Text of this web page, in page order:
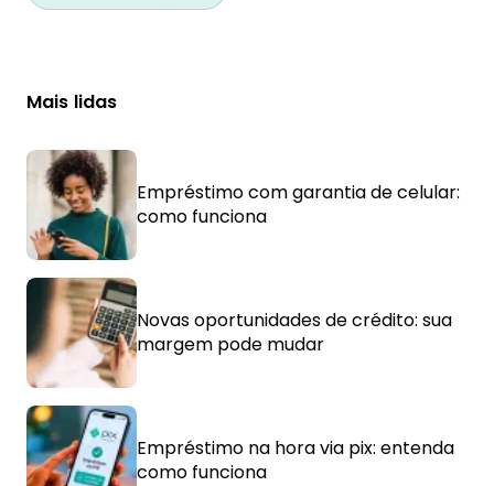
Mais lidas
Empréstimo com garantia de celular:
como funciona
Novas oportunidades de crédito: sua
margem pode mudar
Empréstimo na hora via pix: entenda
como funciona